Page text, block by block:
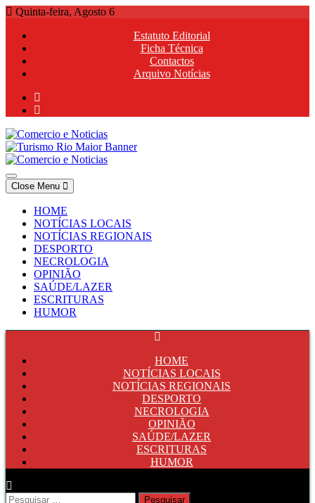
Skip
content
Quinta-feira, Agosto 6
Estatuto Editorial
Ficha Técnica
Contactos
Arquivo Notícias
Comercio e Noticias
Notícias e Publicidade Online
Comercio e Noticias
Notícias e Publicidade Online
Close Menu
HOME
NOTÍCIAS LOCAIS
NOTÍCIAS REGIONAIS
DESPORTO
NECROLOGIA
OPINIÃO
SAÚDE/LAZER
ESCRITURAS
HUMOR
HOME
NOTÍCIAS LOCAIS
NOTÍCIAS REGIONAIS
DESPORTO
NECROLOGIA
OPINIÃO
SAÚDE/LAZER
ESCRITURAS
HUMOR
Pesquisar